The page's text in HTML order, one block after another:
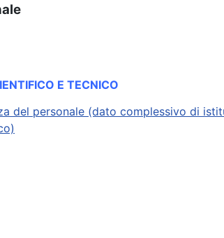
E TECNICO
del personale (dato complessivo di